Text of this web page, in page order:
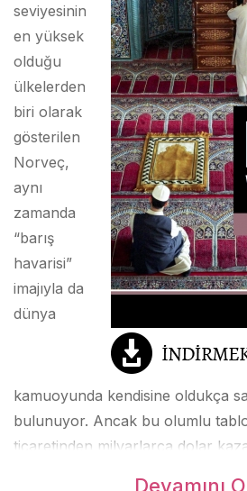
seviyesinin
en yüksek
olduğu
ülkelerden
biri olarak
gösterilen
Norveç,
aynı
zamanda
“barış
havarisi”
imajıyla da
dünya
kamuoyunda kendisine oldukça
bulunuyor. Ancak bu olumlu
ticaretinden milyarlarca dolar
Devamını